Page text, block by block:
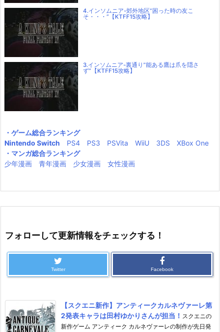
4.インソムニア-郊外地区”困った時の友こ
そ・・・”【KTFF15攻略】
3.インソムニア-裏通り”能ある鷹は爪を隠さ
ず”【KTFF15攻略】
・ゲーム総合ランキング
Nintendo Switch
PS4 PS3 PSVita WiiU 3DS
XBox One
・マンガ総合ランキング
少年漫画
青年漫画 少女漫画 女性漫画
フォローして更新情報をチェックする！
Twitter Facebook
【スクエニ新作】アンティークカルネヴァーレ第
2発表キャラは田村ゆかりさんが担当！ スクエニの
新作ゲーム アンティーク カルネヴァーレの制作が先日発